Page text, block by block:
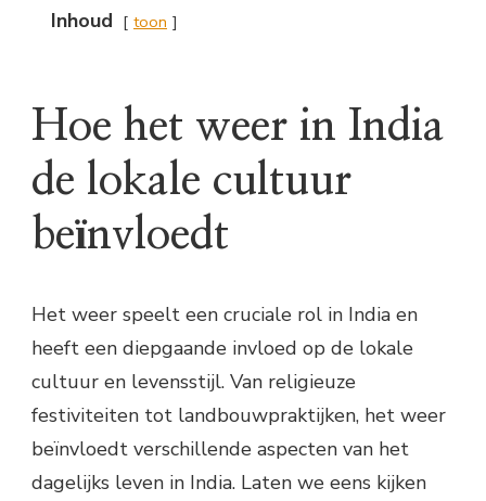
Inhoud toon
Hoe het weer in India
de lokale cultuur
beïnvloedt
Het weer speelt een cruciale rol in India en
heeft een diepgaande invloed op de lokale
cultuur en levensstijl. Van religieuze
festiviteiten tot landbouwpraktijken, het weer
beïnvloedt verschillende aspecten van het
dagelijks leven in India. Laten we eens kijken